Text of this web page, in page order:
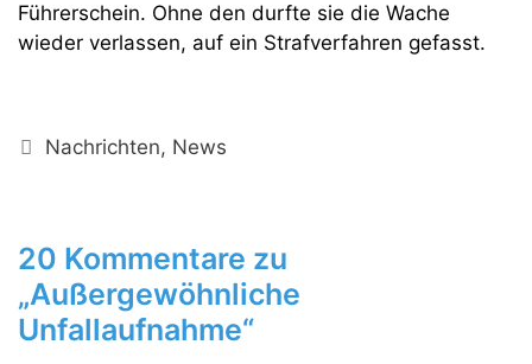
Führerschein. Ohne den durfte sie die Wache
wieder verlassen, auf ein Strafverfahren gefasst.
Kategorien
Nachrichten, News
20 Kommentare zu
„Außergewöhnliche
Unfallaufnahme“